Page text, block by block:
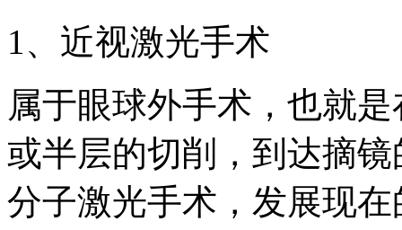
1、近视激光手术
属于眼球外手术，也就
或半层的切削，到达摘
分子激光手术，发展现